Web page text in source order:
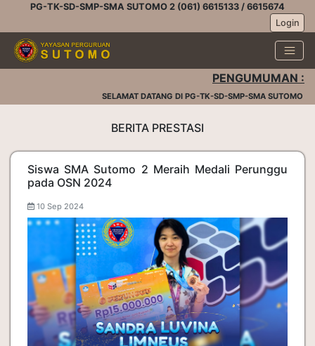
PG-TK-SD-SMP-SMA SUTOMO 2 (061) 6615133 / 6615674
Login
PENGUMUMAN :
SELAMAT DATANG DI PG-TK-SD-SMP-SMA SUTOMO 2 |
BERITA PRESTASI
Siswa SMA Sutomo 2 Meraih Medali Perunggu
pada OSN 2024
10 Sep 2024